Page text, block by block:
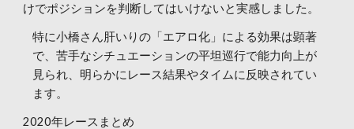
けでポジションを判断してはいけないと実感しました。
特に小橋さん肝いりの「エアロ化」による効果は顕著
で、苦手なシチュエーションの平坦巡行で能力向上が
見られ、明らかにレース結果やタイムに反映されてい
ます。
2020年レースまとめ